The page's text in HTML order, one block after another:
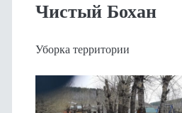
Чистый Бохан
Уборка территории